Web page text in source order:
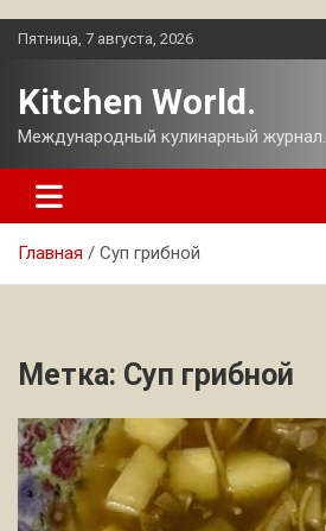
Перейти
Пятница, 7 августа, 2026
Kitchen World.
Международный кулинарный журнал.
Главная Суп грибной
Метка: Суп грибной